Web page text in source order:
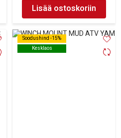
Lisää ostoskoriin
Soodushind -15%
Kesklaos
Soodushind -15%
Kesklaos